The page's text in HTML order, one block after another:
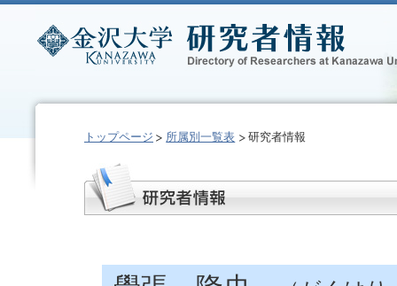
トップページ 所属別一覧表 研究者情報